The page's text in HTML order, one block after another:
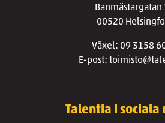
Banmästargatan
00520
Växel: 09 3158
E-post:
Talentia i sociala